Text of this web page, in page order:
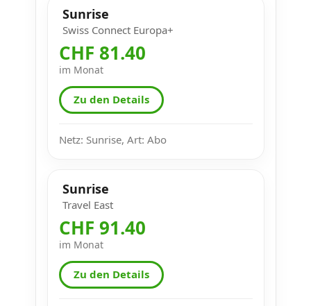
Sunrise
Swiss Connect Europa+
CHF 81.40
im Monat
Zu den Details
Netz: Sunrise, Art: Abo
Sunrise
Travel East
CHF 91.40
im Monat
Zu den Details